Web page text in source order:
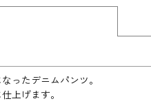
ったデニムパンツ。
上げます。